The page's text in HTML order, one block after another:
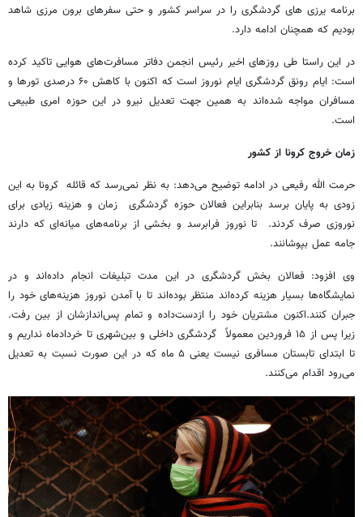
برنامه یرزی های گردشگری را در سراسر کشور و حتی سفرهای برون مرزی شاهد
بودیم که همچنان ادامه دارد.
در این راستا طی روزهای اخیر رئیس انجمن دفاتر مسافرت‌های هوایی تاکید کرده
است: ایام رونق گردشگری ایام نوروز است که اکنون با کاهش ۶۰ درصدی تورها و
مسافران مواجه شده‌اند به همین جهت تعدیل نیرو در این حوزه امری طبیعی
است.
زمان خروج کرونا از کشور
حرمت الله رفیعی در ادامه توضیح می‌دهد: به نظر نمی‌رسد که قائله کرونا به این
زودی به پایان برسد بنابراین فعالان حوزه گردشگری زمان و هزینه زیادی برای
نوروزی صرف کردند. تا نوروز فرابرسد و بخشی از برنامه‌های میانه‌ای که دارند
جامه عمل بپوشانند.
وی افزود: فعالان بخش گردشگری در این مدت تبلیغات انجام داده‌اند و در
نمایشگاه‌ها بسیار هزینه کرده‌اند منتظر بوده‌اند تا با آمدن نوروز هزینه‌های خود را
جبران کنند.اکنون مشتریان خود را ازدست‌داده و تمام پس‌اندازشان از بین رفت.
زیرا پس از ۱۵ فروردین معمولاً گردشگری داخلی و بین‌شهری تا خردادماه نداریم و
تا ابتدای تابستان مسافری نیست یعنی ۵ ماه که در این صورت نسبت به تعدیل
می‌رود اقدام می‌کنند.